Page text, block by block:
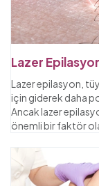
Lazer
Lazer epilasyon,
için giderek daha
Ancak lazer
önemli bir faktör